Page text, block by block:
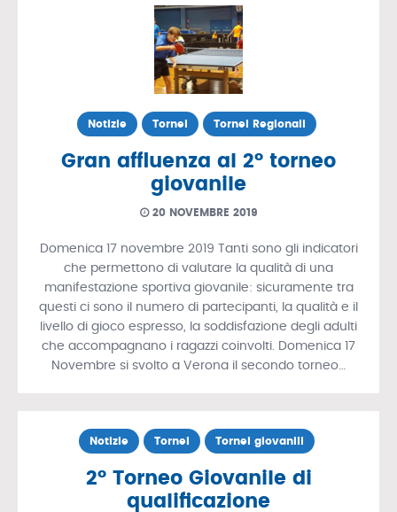
Notizie Tornei Tornei Regionali
Gran affluenza al 2° torneo
giovanile
20 NOVEMBRE 2019
Domenica 17 novembre 2019 Tanti sono gli indicatori
che permettono di valutare la qualità di una
manifestazione sportiva giovanile: sicuramente tra
questi ci sono il numero di partecipanti, la qualità e il
livello di gioco espresso, la soddisfazione degli adulti
che accompagnano i ragazzi coinvolti. Domenica 17
Novembre si svolto a Verona il secondo torneo…
Notizie Tornei Tornei giovanili
2° Torneo Giovanile di
qualificazione